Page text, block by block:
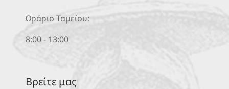
Ωράριο Ταμείου:
8:00 - 13:00
Βρείτε μας